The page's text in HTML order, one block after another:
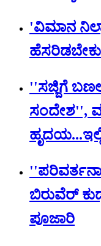
'ವಿಮಾನ
''ಸಜ್ಜಿಗೆ
ಸಂದೇಶ'',
''ಪರಿವರ್ತನಾ
ಬಿರುವೆರ್
ಪೂಜಾರಿ